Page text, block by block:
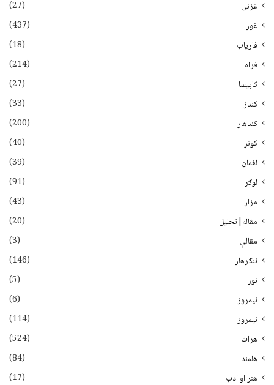
غزنی
(27)
غور
(437)
فاریاب
(18)
فراه
(214)
کاپیسا
(27)
کندز
(33)
کندهار
(200)
کونړ
(40)
لغمان
(39)
لوګر
(91)
مزار
(43)
مقاله|تحلیل
(20)
مقالې
(3)
ننګرهار
(146)
نور
(5)
نيمروز
(6)
نیمروز
(114)
هرات
(524)
هلمند
(84)
هنر او ادب
(17)